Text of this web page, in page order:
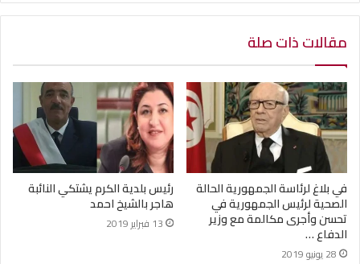
مقالات ذات صلة
في بلاغ لرئاسة الجمهورية الحالة
الصحية لرئيس الجمهورية في
تحسن وأجرى مكالمة مع وزير
الدفاع …
28 يونيو 2019
رئيس بلدية الكرم يشتكي النائبة
هاجر بالشيخ احمد
13 فبراير 2019